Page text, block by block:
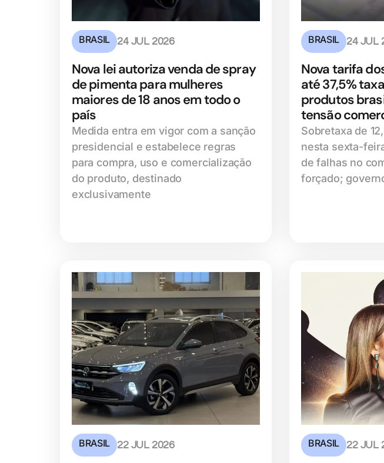
BRASIL 24 JUL 2026
Nova lei autoriza venda de spray
de pimenta para mulheres
maiores de 18 anos em todo o
país
Medida entra em vigor com a sanção
presidencial e estabelece regras
para compra, uso e comercialização
do produto, destinado
exclusivamente
BRASIL 24 JUL
Nova tarifa
até 37,5%
produtos
tensão
Sobretaxa de
nesta sexta-
de falhas no
forçado;
BRASIL 22 JUL 2026 BRASIL 22 JUL